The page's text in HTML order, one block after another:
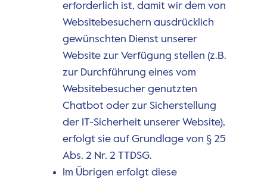
erforderlich ist, damit wir dem von
Websitebesuchern ausdrücklich
gewünschten Dienst unserer
Website zur Verfügung stellen (z.B.
zur Durchführung eines vom
Websitebesucher genutzten
Chatbot oder zur Sicherstellung
der IT-Sicherheit unserer Website),
erfolgt sie auf Grundlage von § 25
Abs. 2 Nr. 2 TTDSG.
Im Übrigen erfolgt diese